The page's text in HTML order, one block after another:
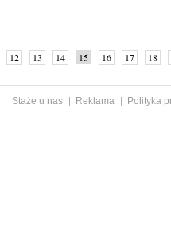
12 13 14 15 16 17 18
Staże u nas Reklama
Polityka